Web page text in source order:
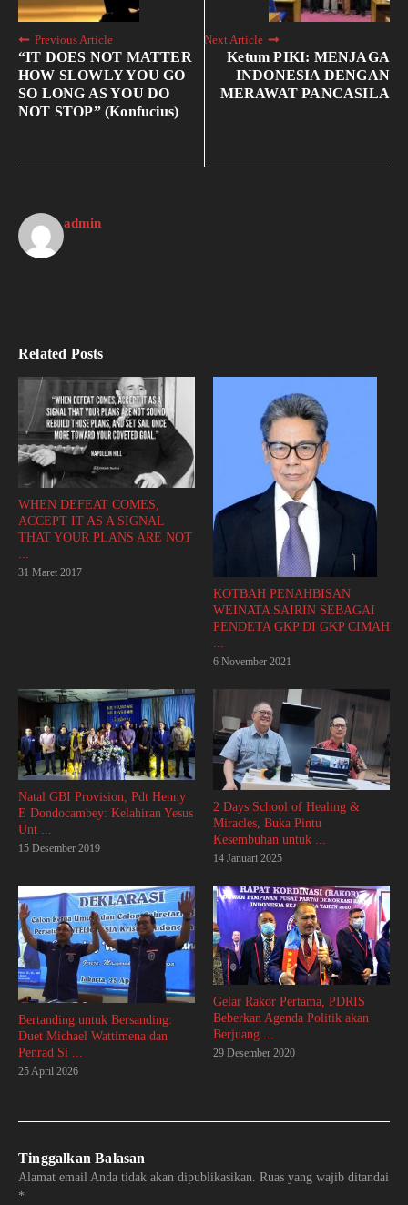
Previous Article
“IT DOES NOT MATTER
HOW SLOWLY YOU GO
SO LONG AS YOU DO
NOT STOP” (Konfucius)
Next Article
Ketum PIKI: MENJAGA
INDONESIA DENGAN
MERAWAT PANCASILA
admin
Related Posts
WHEN DEFEAT COMES,
ACCEPT IT AS A SIGNAL
THAT YOUR PLANS ARE NOT
...
31 Maret 2017
KOTBAH PENAHBISAN
WEINATA SAIRIN SEBAGAI
PENDETA GKP DI GKP CIMAH
6 November 2021
Natal GBI Provision, Pdt Henny
E Dondocambey: Kelahiran Yesus
Unt ...
15 Desember 2019
2 Days School of Healing &
Miracles, Buka Pintu
Kesembuhan untuk ...
14 Januari 2025
Bertanding untuk Bersanding:
Duet Michael Wattimena dan
Penrad Si ...
25 April 2026
Gelar Rakor Pertama, PDRIS
Beberkan Agenda Politik akan
Berjuang ...
29 Desember 2020
Tinggalkan Balasan
Alamat email Anda tidak akan dipublikasikan. Ruas yang wajib ditandai
*